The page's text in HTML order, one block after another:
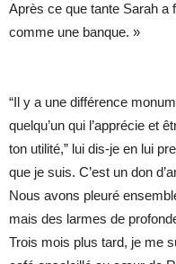
Après ce que tante Sarah a
comme une banque. »
“Il y a une différence
quelqu’un qui l’apprécie et
ton utilité,” lui dis-je en lui
que je suis. C’est un don
Nous avons pleuré
mais des larmes de
Trois mois plus tard, je me